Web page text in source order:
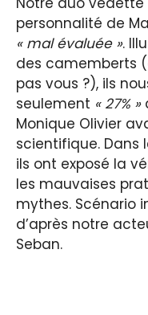
personnalité de
« mal évaluée ».
des camemberts
pas vous ?), ils
seulement « 27% »
Monique Olivier
scientifique. Dans
ils ont exposé la
les mauvaises
mythes. Scénario
d’après notre
Seban.